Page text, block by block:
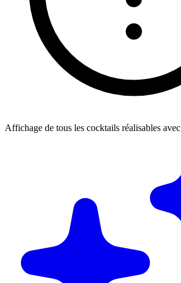
Affichage de tous les cocktails réalisables avec